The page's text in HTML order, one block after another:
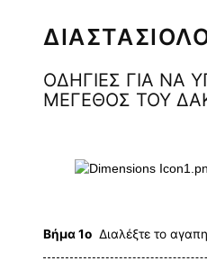
ΟΔΗΓΙΕΣ ΓΙΑ ΝΑ
ΜΕΓΕΘΟΣ ΤΟΥ
Βήμα 1ο Διαλέξτε το